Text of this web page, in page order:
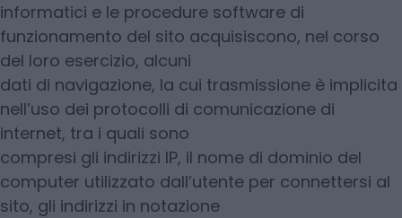
informatici e le procedure software di
funzionamento del sito acquisiscono, nel corso
del loro esercizio, alcuni
dati di navigazione, la cui trasmissione è implicita
nell’uso dei protocolli di comunicazione di
internet, tra i quali sono
compresi gli indirizzi IP, il nome di dominio del
computer utilizzato dall’utente per connettersi al
sito, gli indirizzi in notazione